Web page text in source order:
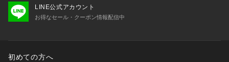
LINE公式アカウント
お得なセール・クーポン情報配信中
初めての方へ